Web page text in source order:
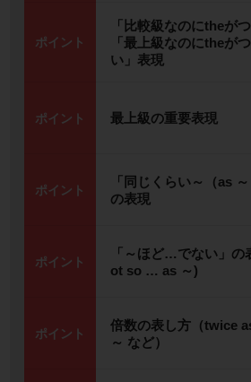
ポイント
「比較級なのにtheがつ
「最上級なのにtheが
い」表現
ポイント 最上級の重要表現
ポイント
「同じくらい～（as ～
の表現
ポイント
「～ほど…でない」の
ot so … as ～)
ポイント
倍数の表し方（twice
～ など）